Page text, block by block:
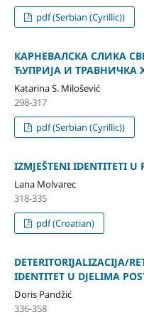
pdf (Serbian (Cyrillic))
КАРНЕВАЛСКА СЛИКА
ЋУПРИЈА И ТРАВНИЧКА
Katarina S. Milošević
298-317
pdf (Serbian (Cyrillic))
IZMJEŠTENI IDENTITETI U
Lana Molvarec
318-335
pdf (Croatian)
DETERITORIJALIZACIJA/
IDENTITET U DJELIMA
Doris Pandžić
336-358